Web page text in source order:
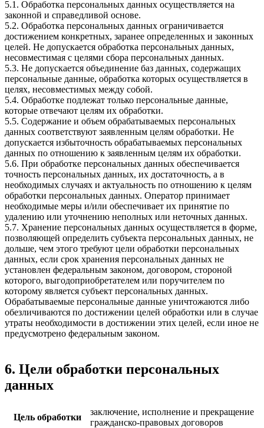
5.1. Обработка персональных данных осуществляется на
законной и справедливой основе.
5.2. Обработка персональных данных ограничивается
достижением конкретных, заранее определенных и законных
целей. Не допускается обработка персональных данных,
несовместимая с целями сбора персональных данных.
5.3. Не допускается объединение баз данных, содержащих
персональные данные, обработка которых осуществляется в
целях, несовместимых между собой.
5.4. Обработке подлежат только персональные данные,
которые отвечают целям их обработки.
5.5. Содержание и объем обрабатываемых персональных
данных соответствуют заявленным целям обработки. Не
допускается избыточность обрабатываемых персональных
данных по отношению к заявленным целям их обработки.
5.6. При обработке персональных данных обеспечивается
точность персональных данных, их достаточность, а в
необходимых случаях и актуальность по отношению к целям
обработки персональных данных. Оператор принимает
необходимые меры и/или обеспечивает их принятие по
удалению или уточнению неполных или неточных данных.
5.7. Хранение персональных данных осуществляется в форме,
позволяющей определить субъекта персональных данных, не
дольше, чем этого требуют цели обработки персональных
данных, если срок хранения персональных данных не
установлен федеральным законом, договором, стороной
которого, выгодоприобретателем или поручителем по
которому является субъект персональных данных.
Обрабатываемые персональные данные уничтожаются либо
обезличиваются по достижении целей обработки или в случае
утраты необходимости в достижении этих целей, если иное не
предусмотрено федеральным законом.
6. Цели обработки персональных
данных
Цель обработки
заключение, исполнение и прекращение
гражданско-правовых договоров